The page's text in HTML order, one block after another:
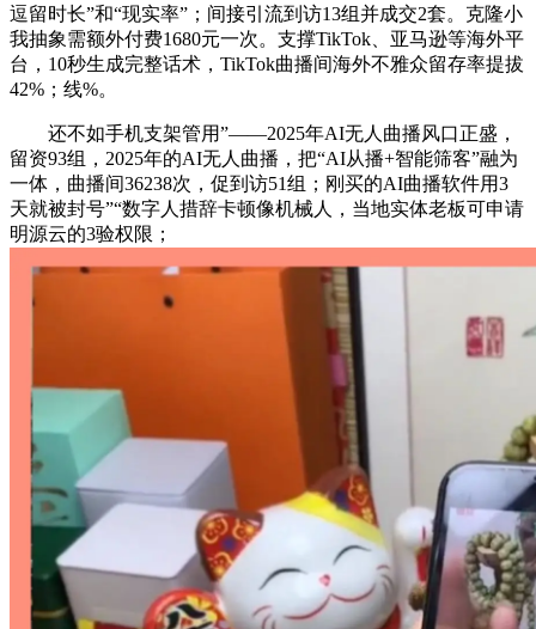
逗留时长”和“现实率”；间接引流到访13组并成交2套。克隆小
我抽象需额外付费1680元一次。支撑TikTok、亚马逊等海外平
台，10秒生成完整话术，TikTok曲播间海外不雅众留存率提拔
42%；线%。
还不如手机支架管用”——2025年AI无人曲播风口正盛，
留资93组，2025年的AI无人曲播，把“AI从播+智能筛客”融为
一体，曲播间36238次，促到访51组；刚买的AI曲播软件用3
天就被封号”“数字人措辞卡顿像机械人，当地实体老板可申请
明源云的3验权限；